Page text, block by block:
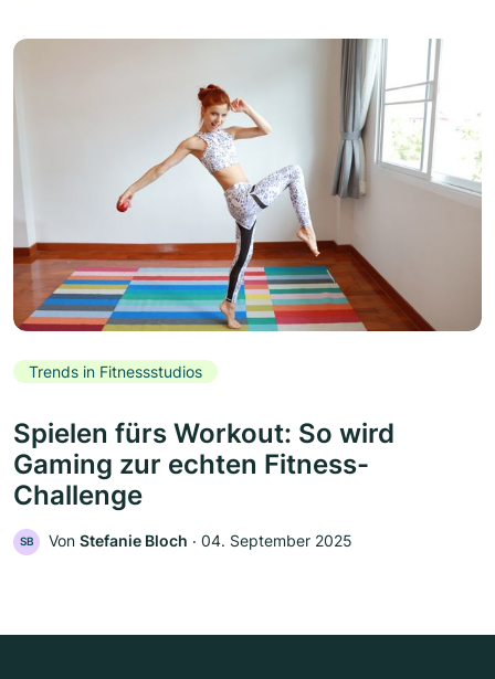
Trends in Fitnessstudios
Spielen fürs Workout: So wird
Gaming zur echten Fitness-
Challenge
SB Von Stefanie Bloch ‧ 04. September 2025